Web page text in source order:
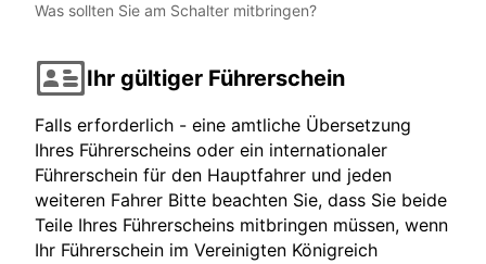
Was sollten Sie am Schalter mitbringen?
Ihr gültiger Führerschein
Falls erforderlich - eine amtliche Übersetzung
Ihres Führerscheins oder ein internationaler
Führerschein für den Hauptfahrer und jeden
weiteren Fahrer Bitte beachten Sie, dass Sie beide
Teile Ihres Führerscheins mitbringen müssen, wenn
Ihr Führerschein im Vereinigten Königreich